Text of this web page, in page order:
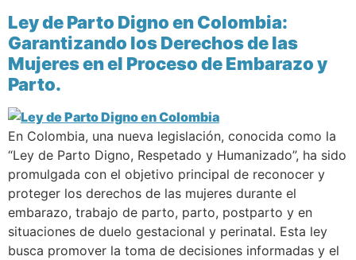
Ley de Parto Digno en Colombia:
Garantizando los Derechos de las
Mujeres en el Proceso de Embarazo y
Parto.
En Colombia, una nueva legislación, conocida como la
“Ley de Parto Digno, Respetado y Humanizado”, ha sido
promulgada con el objetivo principal de reconocer y
proteger los derechos de las mujeres durante el
embarazo, trabajo de parto, parto, postparto y en
situaciones de duelo gestacional y perinatal. Esta ley
busca promover la toma de decisiones informadas y el